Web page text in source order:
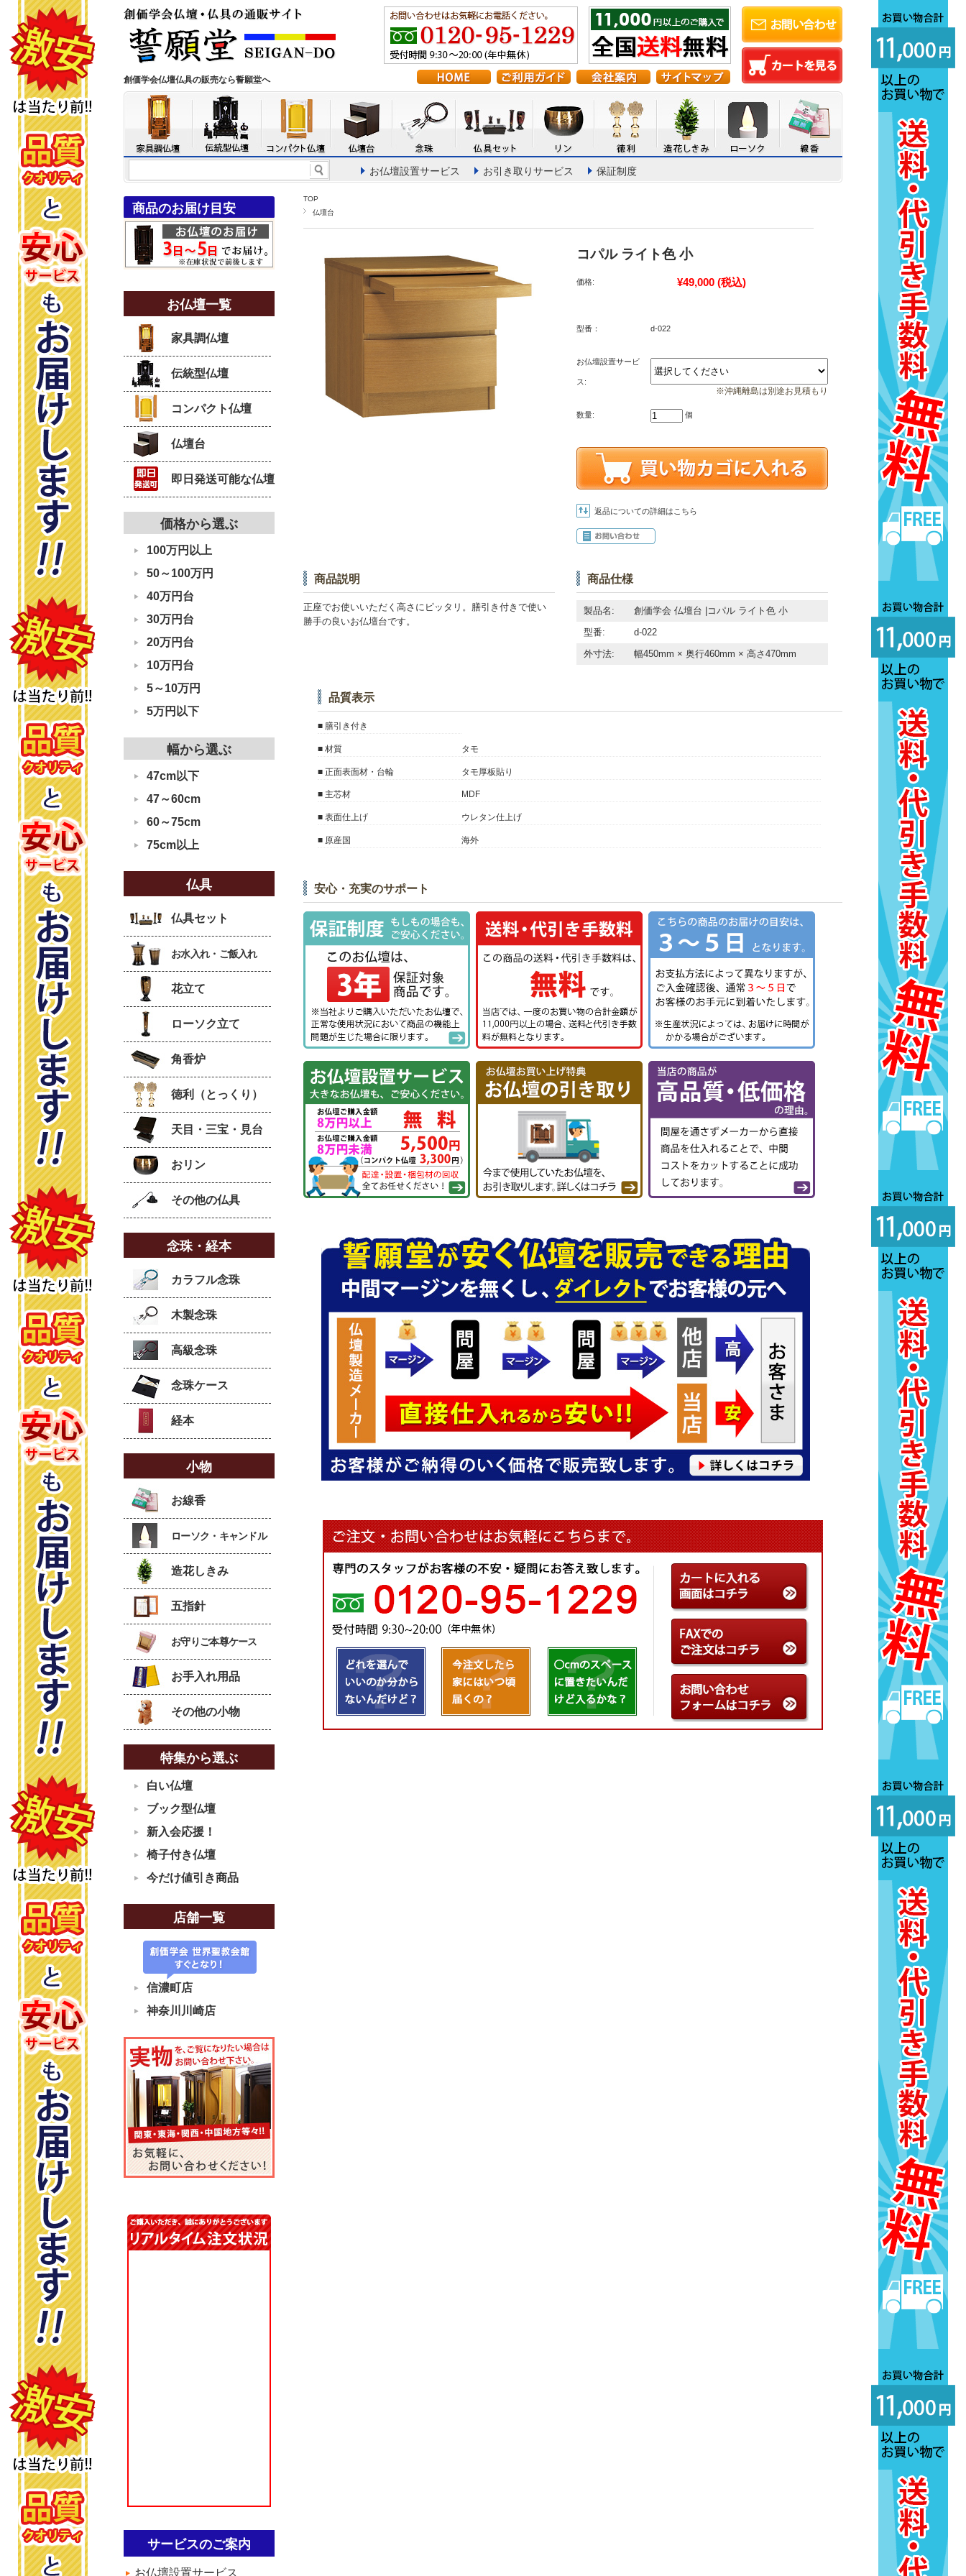
創価学会仏壇仏具の販売なら誓願堂へ
TOP
仏壇台
コパル ライト色 小
価格: ¥49,000 (税込)
型番： d-022
お仏壇設置サービ
ス:
※沖縄離島は別途お見積もり
数量: 個
返品についての詳細はこちら
商品説明
正座でお使いいただく高さにピッタリ。膳引き付きで使い
勝手の良いお仏壇台です。
商品仕様
製品名:
創価学会 仏壇台 |コパル ライト色 小
型番:
d-022
外寸法:
幅450mm × 奥行460mm × 高さ470mm
品質表示
膳引き付き
材質 タモ
正面表面材・台輪 タモ厚板貼り
主芯材 MDF
表面仕上げ ウレタン仕上げ
原産国 海外
安心・充実のサポート
お仏壇設置サービス お引き取りサービス 保証制度
商品のお届け目安
お仏壇一覧
家具調仏壇
伝統型仏壇
コンパクト仏壇
仏壇台
即日発送可能な仏壇
価格から選ぶ
100万円以上
50～100万円
40万円台
30万円台
20万円台
10万円台
5～10万円
5万円以下
幅から選ぶ
47cm以下
47～60cm
60～75cm
75cm以上
仏具
仏具セット
お水入れ・ご飯入れ
花立て
ローソク立て
角香炉
徳利（とっくり）
天目・三宝・見台
おリン
その他の仏具
念珠・経本
カラフル念珠
木製念珠
高級念珠
念珠ケース
経本
小物
お線香
ローソク・キャンドル
造花しきみ
五指針
お守りご本尊ケース
お手入れ用品
その他の小物
特集から選ぶ
白い仏壇
ブック型仏壇
新入会応援！
椅子付き仏壇
今だけ値引き商品
店舗一覧
信濃町店
神奈川川崎店
サービスのご案内
お仏壇設置サービス